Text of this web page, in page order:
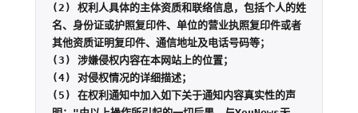
(2) 权利人具体的主体资质和联络信息，包括个人的姓
名、身份证或护照复印件、单位的营业执照复印件或者
其他资质证明复印件、通信地址及电话号码等；
(3) 涉嫌侵权内容在本网站上的位置；
(4) 对侵权情况的详细描述；
(5) 在权利通知中加入如下关于通知内容真实性的声